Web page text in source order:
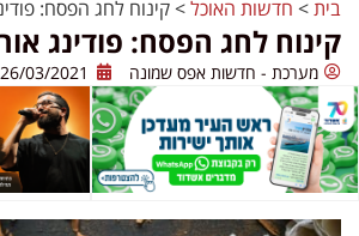
בית> חדשות האוכל>קינוח לחג הפסח:
קינוח לחג הפסח: פודינג
מערכת - חדשות אפס שמונה 26/03/2021